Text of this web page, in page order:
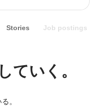
Stories Job postings
ていく。
。